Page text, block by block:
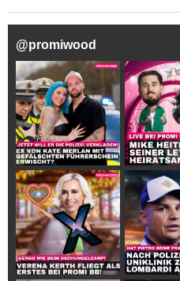
@promiwood